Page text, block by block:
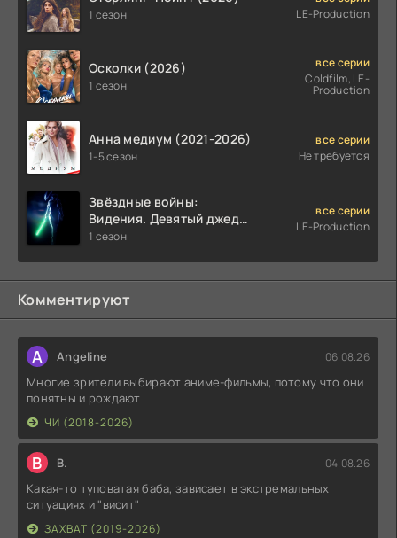
1 сезон
LE-Production
Осколки (2026)
1 сезон
все серии
Coldfilm, LE-
Production
Анна медиум (2021-2026)
1-5 сезон
все серии
Не требуется
Звёздные войны:
Видения. Девятый джедай
(2026)
1 сезон
все серии
LE-Production
Комментируют
A Angeline 06.08.26
Многие зрители выбирают аниме-фильмы, потому что они
понятны и рождают
ЧИ (2018-2026)
В В. 04.08.26
Какая-то туповатая баба, зависает в экстремальных
ситуациях и "висит"
ЗАХВАТ (2019-2026)